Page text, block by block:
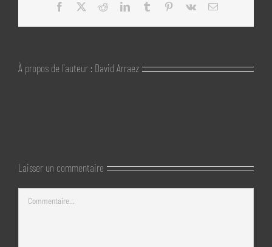
Facebook
RedditLinkedInTumblr Pinterest
Vk Email
À propos de l'auteur : David Arraez
Laisser un commentaire